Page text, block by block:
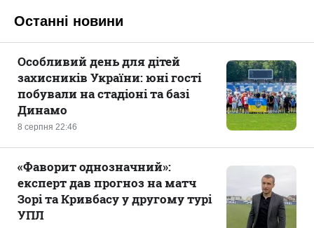
Останні новини
8 серпня 22:46
Особливий день для дітей
захисників України: юні гості
побували на стадіоні та базі
Динамо
«Фаворит однозначний»:
експерт дав прогноз на матч
Зорі та Кривбасу у другому турі
УПЛ